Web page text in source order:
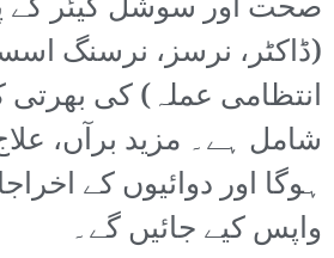
(ڈاکٹر، نرسز، نرسنگ
انتظامی عملہ) کی بھرتی
شامل ہے۔ مزید برآں،
واپس کیے جائیں گے۔